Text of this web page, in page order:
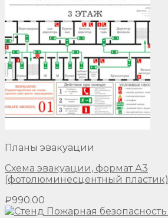
Планы эвакуации
Схема эвакуации, формат А3
(фотолюминесцентный пластик)
₽990.00